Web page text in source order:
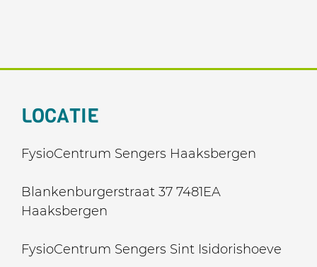
LOCATIE
FysioCentrum Sengers Haaksbergen
Blankenburgerstraat 37 7481EA
Haaksbergen
FysioCentrum Sengers Sint Isidorishoeve